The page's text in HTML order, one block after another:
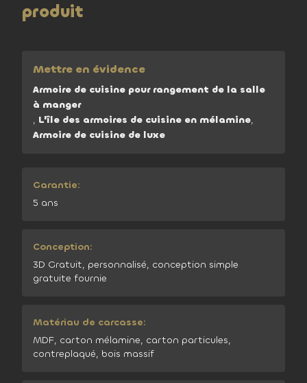
produit
Mettre en évidence
Armoire de cuisine pour rangement de la salle
à manger
, L'île des armoires de cuisine en mélamine,
Armoire de cuisine de luxe
Garantie:
5 ans
Conception:
3D Gratuit, personnalisé, conception simple
gratuite fournie
Matériau de carcasse:
MDF, carton mélamine, carton particules,
contreplaqué, bois massif